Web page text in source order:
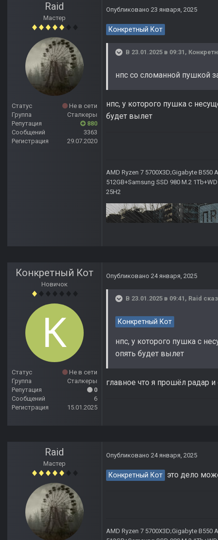
Raid
Мастер
Статус
Не в сети
Группа
Сталкеры
Репутация
880
Сообщений
3363
Регистрация
29.07.2020
Опубликовано 23 января, 2025
Конкретный Кот
В 23.01.2025 в 09:31,
нпс со сломанной пушкой
нпс, у которого пушка с
будет вылет
AMD Ryzen 7 5700X3D;Gigabyte B550
512GB+Samsung SSD 980 M.2
25H2
Конкретный Кот
Новичок
Статус
Не в сети
Группа
Сталкеры
Репутация
0
Сообщений
6
Регистрация
15.01.2025
Опубликовано 24 января, 2025
В 23.01.2025 в 09:41, Raid
Конкретный Кот
нпс, у которого пушка с
опять будет вылет
главное что я прошёл радар
Raid
Мастер
Опубликовано 24 января, 2025
Конкретный Кот это дело
AMD Ryzen 7 5700X3D;Gigabyte B550